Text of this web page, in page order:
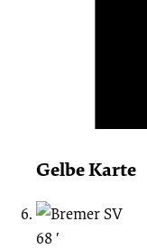
Gelbe Karte
68 ′